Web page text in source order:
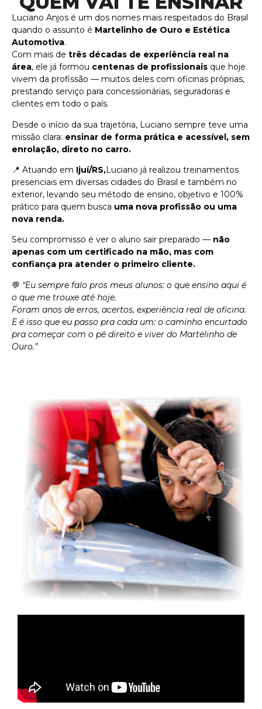
Luciano Anjos é um dos nomes mais respeitados do Brasil
quando o assunto é Martelinho de Ouro e Estética
Automotiva.
Com mais de três décadas de experiência real na
área, ele já formou centenas de profissionais que hoje
vivem da profissão — muitos deles com oficinas próprias,
prestando serviço para concessionárias, seguradoras e
clientes em todo o país.
Desde o início da sua trajetória, Luciano sempre teve uma
missão clara: ensinar de forma prática e acessível, sem
enrolação, direto no carro.
📍 Atuando em Ijuí/RS,Luciano já realizou treinamentos
presenciais em diversas cidades do Brasil e também no
exterior, levando seu método de ensino, objetivo e 100%
prático para quem busca uma nova profissão ou uma
nova renda.
Seu compromisso é ver o aluno sair preparado — não
apenas com um certificado na mão, mas com
confiança pra atender o primeiro cliente.
💬 “Eu sempre falo pros meus alunos: o que ensino aqui é
o que me trouxe até hoje.
Foram anos de erros, acertos, experiência real de oficina.
E é isso que eu passo pra cada um: o caminho encurtado
pra começar com o pé direito e viver do Martelinho de
Ouro.”